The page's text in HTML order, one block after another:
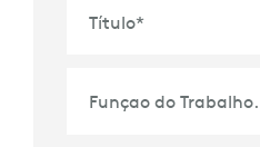
Título*